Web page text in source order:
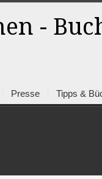
Presse Tipps &